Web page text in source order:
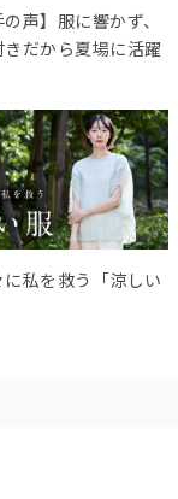
の声】服に響かず、
だから夏場に活躍
私を救う「涼しい